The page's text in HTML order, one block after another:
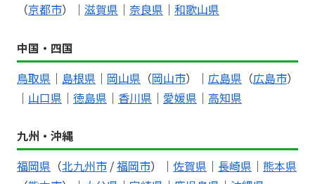
（京都市）｜ 滋賀県 ｜ 奈良県 ｜ 和歌山県
中国・四国
鳥取県 ｜ 島根県 ｜ 岡山県 （岡山市）｜ 広島県 （広島市）
｜ 山口県 ｜ 徳島県 ｜ 香川県 ｜ 愛媛県 ｜ 高知県
九州・沖縄
福岡県 （北九州市 /福岡市）｜ 佐賀県 ｜ 長崎県 ｜ 熊本県